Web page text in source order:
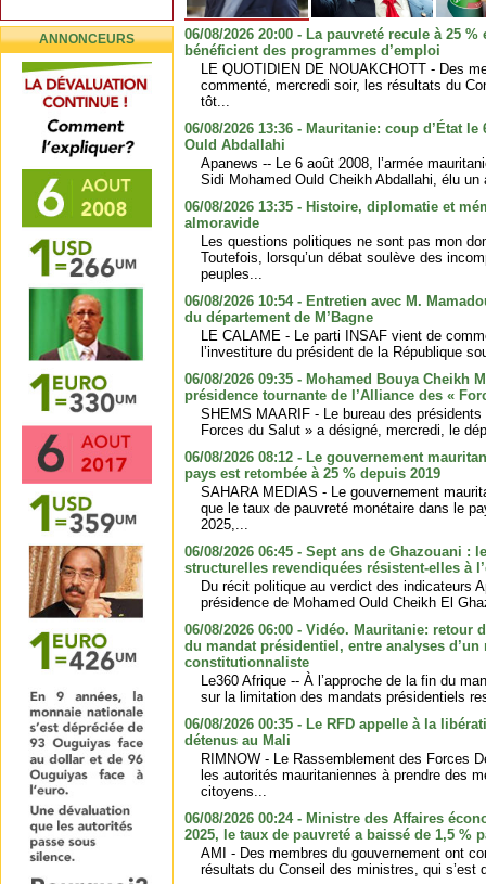
ANNONCEURS
06/08/2026 20:00 - La pauvreté recule à 25
bénéficient des programmes d’emploi
LE QUOTIDIEN DE NOUAKCHOTT - Des
commenté, mercredi soir, les résultats du
tôt...
06/08/2026 13:36 - Mauritanie: coup d’État
Ould Abdallahi
Apanews -- Le 6 août 2008, l’armée
Sidi Mohamed Ould Cheikh Abdallahi, élu
06/08/2026 13:35 - Histoire, diplomatie et
almoravide
Les questions politiques ne sont pas mon
Toutefois, lorsqu’un débat soulève des
peuples...
06/08/2026 10:54 - Entretien avec M.
du département de M’Bagne
LE CALAME - Le parti INSAF vient de
l’investiture du président de la République
06/08/2026 09:35 - Mohamed Bouya Cheikh
présidence tournante de l’Alliance des «
SHEMS MAARIF - Le bureau des présidents
Forces du Salut » a désigné, mercredi, le
06/08/2026 08:12 - Le gouvernement
pays est retombée à 25 % depuis 2019
SAHARA MEDIAS - Le gouvernement
que le taux de pauvreté monétaire dans le
2025,...
06/08/2026 06:45 - Sept ans de Ghazouani :
structurelles revendiquées résistent-elles à
Du récit politique au verdict des indicateurs
présidence de Mohamed Ould Cheikh El
06/08/2026 06:00 - Vidéo. Mauritanie: retour
du mandat présidentiel, entre analyses
constitutionnaliste
Le360 Afrique -- À l’approche de la fin du
sur la limitation des mandats présidentiels
06/08/2026 00:35 - Le RFD appelle à la
détenus au Mali
RIMNOW - Le Rassemblement des Forces
les autorités mauritaniennes à prendre des
citoyens...
06/08/2026 00:24 - Ministre des Affaires
2025, le taux de pauvreté a baissé de 1,5 %
AMI - Des membres du gouvernement ont
résultats du Conseil des ministres, qui s’est